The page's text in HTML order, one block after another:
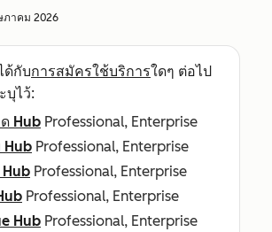
ภาคม 2026
ด้กับการสมัครใช้บริการใดๆ ต่อไป
บุไว้:
Hub Professional, Enterprise
Hub Professional, Enterprise
Hub Professional, Enterprise
Professional, Enterprise
Hub Professional, Enterprise